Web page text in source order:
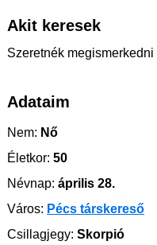
Akit keresek
Szeretnék
Adataim
Nem: Nő
Életkor: 50
Névnap: április 28.
Város: Pécs társkereső
Csillagjegy: Skorpió